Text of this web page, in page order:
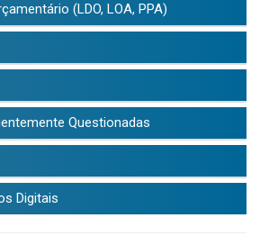
(LDO, LOA, PPA)
Questionadas
Digitais